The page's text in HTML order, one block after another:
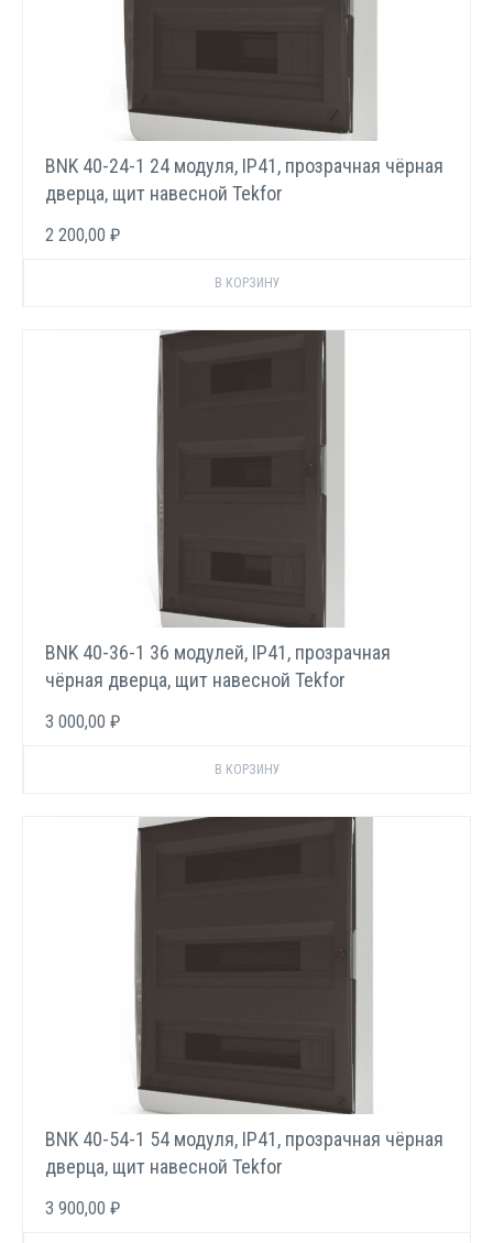
BNK 40-24-1 24 модуля, IP41, прозрачная чёрная
дверца, щит навесной Tekfor
2 200,00 ₽
BNK 40-36-1 36 модулей, IP41, прозрачная
чёрная дверца, щит навесной Tekfor
3 000,00 ₽
BNK 40-54-1 54 модуля, IP41, прозрачная чёрная
дверца, щит навесной Tekfor
3 900,00 ₽